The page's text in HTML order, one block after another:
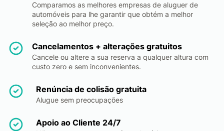
Comparamos as melhores empresas de aluguer de
automóveis para lhe garantir que obtém a melhor
seleção ao melhor preço.
Cancelamentos + alterações gratuitos
Cancele ou altere a sua reserva a qualquer altura com
custo zero e sem inconvenientes.
Renúncia de colisão gratuita
Alugue sem preocupações
Apoio ao Cliente 24/7